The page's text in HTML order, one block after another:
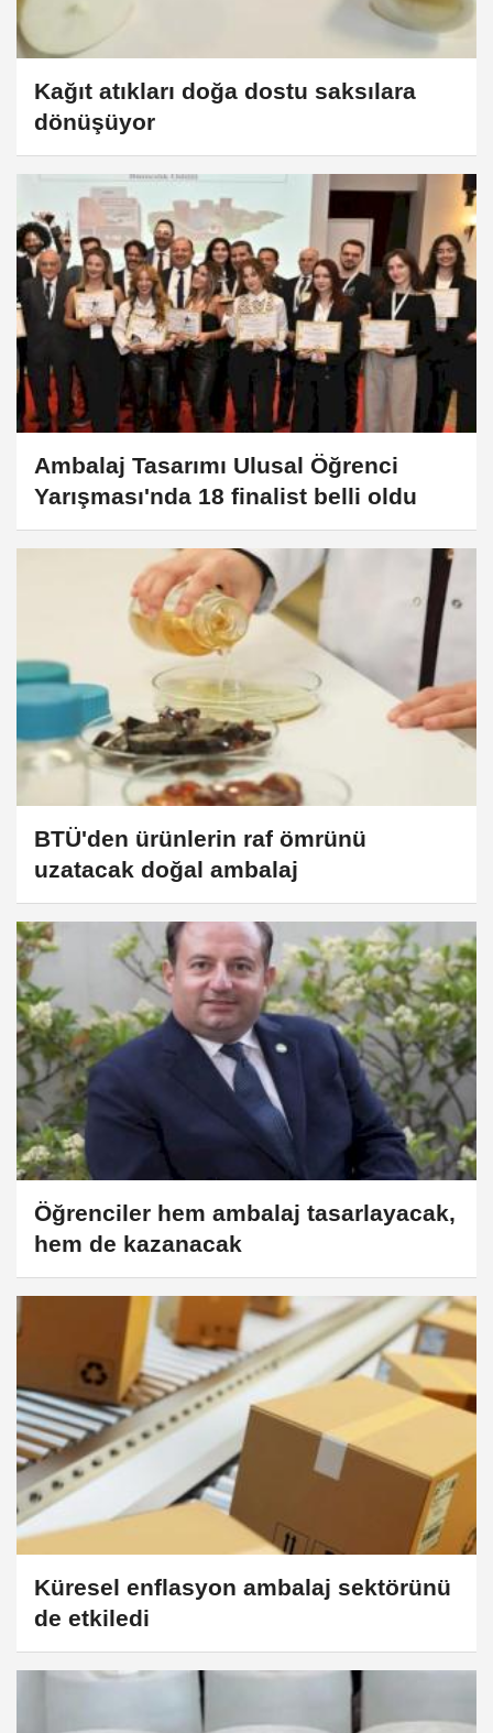
Kağıt atıkları doğa dostu saksılara
dönüşüyor
Ambalaj Tasarımı Ulusal Öğrenci
Yarışması'nda 18 finalist belli oldu
BTÜ'den ürünlerin raf ömrünü
uzatacak doğal ambalaj
Öğrenciler hem ambalaj tasarlayacak,
hem de kazanacak
Küresel enflasyon ambalaj sektörünü
de etkiledi